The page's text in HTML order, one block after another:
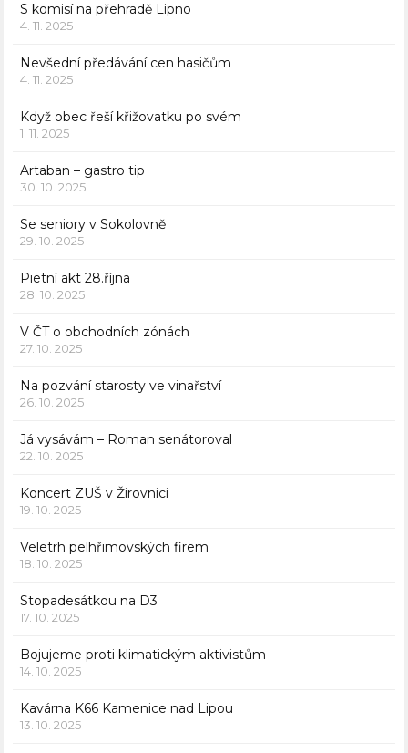
S komisí na přehradě Lipno
4. 11. 2025
Nevšední předávání cen hasičům
4. 11. 2025
Když obec řeší křižovatku po svém
1. 11. 2025
Artaban – gastro tip
30. 10. 2025
Se seniory v Sokolovně
29. 10. 2025
Pietní akt 28.října
28. 10. 2025
V ČT o obchodních zónách
27. 10. 2025
Na pozvání starosty ve vinařství
26. 10. 2025
Já vysávám – Roman senátoroval
22. 10. 2025
Koncert ZUŠ v Žirovnici
19. 10. 2025
Veletrh pelhřimovských firem
18. 10. 2025
Stopadesátkou na D3
17. 10. 2025
Bojujeme proti klimatickým aktivistům
14. 10. 2025
Kavárna K66 Kamenice nad Lipou
13. 10. 2025